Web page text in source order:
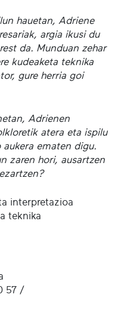
hauetan, Adriene
argia ikusi du
da. Munduan zehar
kudeaketa teknika
gure herria goi
Adrienen
atera eta ispilu
ematen digu.
zaren hori, ausartzen
interpretazioa
teknika
57 /